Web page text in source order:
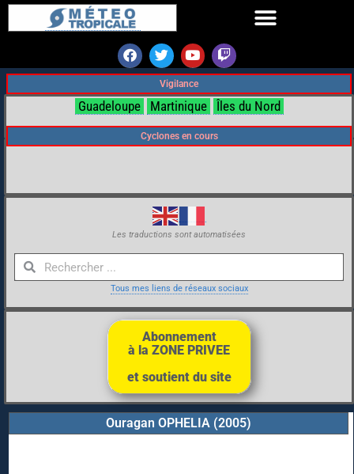
Vigilance
Guadeloupe Martinique Îles du Nord
Cyclones en cours
Les traductions sont automatisées
Tous mes liens de réseaux sociaux
Abonnement
à la ZONE PRIVEE
et soutient du site
Ouragan OPHELIA (2005)